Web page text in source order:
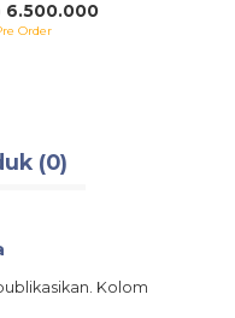
6.500.000
Order
(0)
Kolom